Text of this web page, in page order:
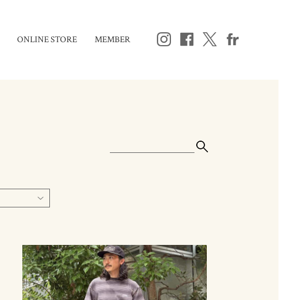
ONLINE STORE MEMBER